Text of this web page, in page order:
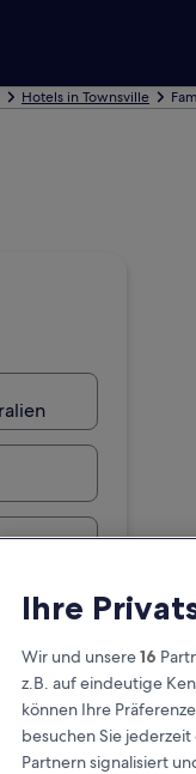
Hotels in Townsville
Ihre
Wir und unsere16
z.B. auf eindeutige
können Ihre
besuchen Sie
Partnern signalisiert